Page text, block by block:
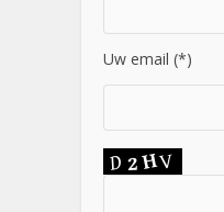
Uw email (*)